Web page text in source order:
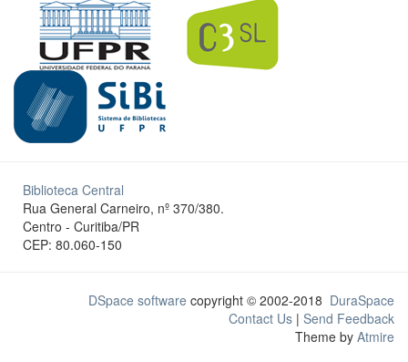
Biblioteca Central
Rua General Carneiro, nº 370/380.
Centro - Curitiba/PR
CEP: 80.060-150
DSpace software copyright © 2002-2018 DuraSpace
Contact Us | Send Feedback
Theme by Atmire